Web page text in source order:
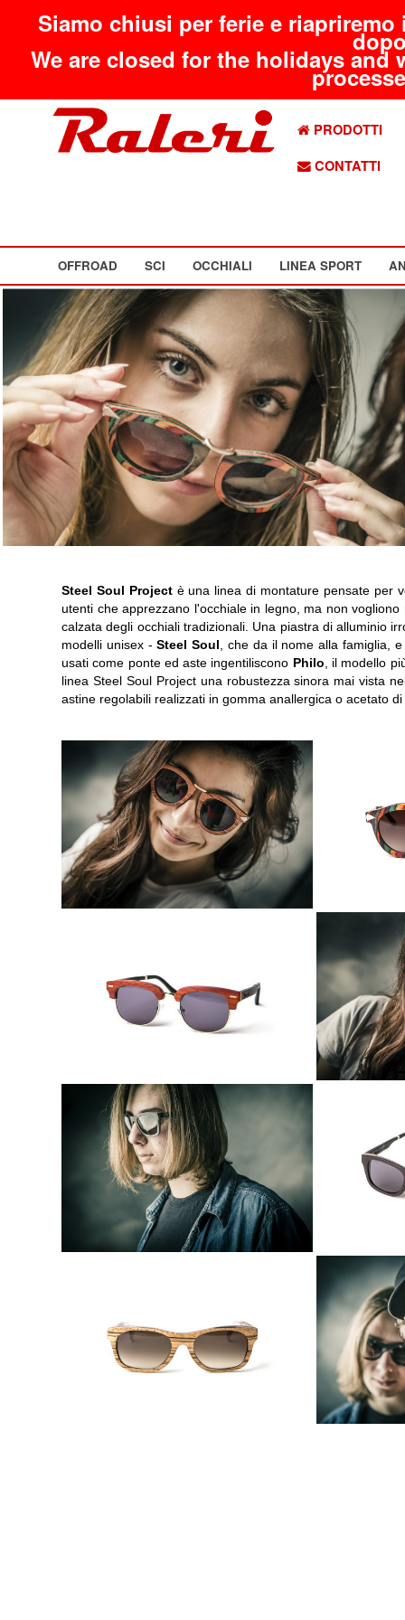
Siamo chiusi per ferie e
We are closed for the holidays
PRODOTTI
CONTATTI
OFFROAD SCI OCCHIALI LINEA SPORT
Steel Soul Projectè una linea di montature pensate per
utenti che apprezzano l'occhiale in legno, ma non
calzata degli occhiali tradizionali. Una piastra di alluminio
modelli unisex -Steel Soul , che da il nome alla famiglia,
usati come ponte ed aste ingentiliscono Philo , il modello
linea Steel Soul Project una robustezza sinora mai vista
astine regolabili realizzati in gomma anallergica o acetato